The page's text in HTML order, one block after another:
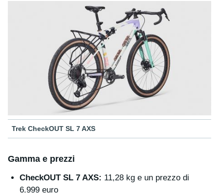
Trek CheckOUT SL 7 AXS
Gamma e prezzi
CheckOUT SL 7 AXS: 11,28 kg e un prezzo di
6.999 euro